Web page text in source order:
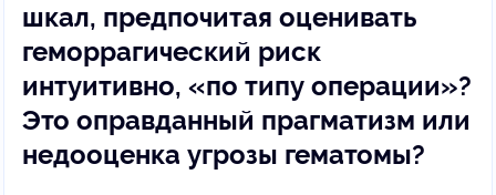
шкал, предпочитая оценивать
геморрагический риск
интуитивно, «по типу операции»?
Это оправданный прагматизм или
недооценка угрозы гематомы?